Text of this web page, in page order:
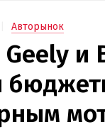
Авторынок
и